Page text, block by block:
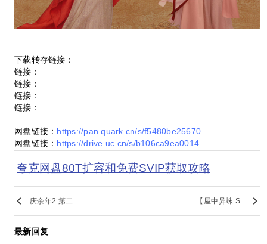
下载转存链接：
链接：
链接：
链接：
链接：
网盘链接： https://pan.quark.cn/s/f5480be25670
网盘链接： https://drive.uc.cn/s/b106ca9ea0014
夸克网盘80T扩容和免费SVIP获取攻略
keyboard_arrow_left 庆余年2 第二.. 【屋中异蛛 S.. keyboard_arrow_right
最新回复